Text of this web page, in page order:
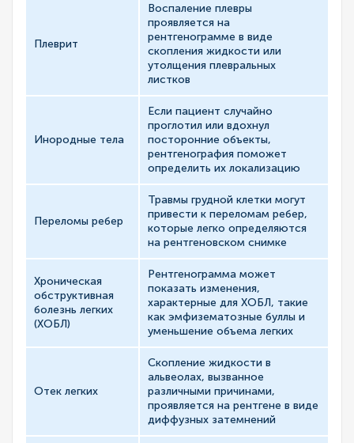
Плеврит
Воспаление плевры
проявляется на
рентгенограмме в виде
скопления жидкости или
утолщения плевральных
листков
Инородные тела
Если пациент случайно
проглотил или вдохнул
посторонние объекты,
рентгенография поможет
определить их локализацию
Переломы ребер
Травмы грудной клетки могут
привести к переломам ребер,
которые легко определяются
на рентгеновском снимке
Хроническая
обструктивная
болезнь легких
(ХОБЛ)
Рентгенограмма может
показать изменения,
характерные для ХОБЛ, такие
как эмфизематозные буллы и
уменьшение объема легких
Отек легких
Скопление жидкости в
альвеолах, вызванное
различными причинами,
проявляется на рентгене в виде
диффузных затемнений